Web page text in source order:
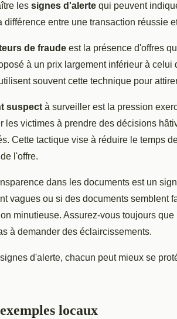
les signes d'alerte qui peuvent
différence entre une transaction réussie
de fraude est la présence d'offres
à un prix largement inférieur à
souvent cette technique pour
suspect à surveiller est la pression
les victimes à prendre des décisions
Cette tactique vise à réduire le temps
l'offre.
dans les documents est un
vagues ou si des documents semblent
minutieuse. Assurez-vous toujours
à demander des éclaircissements.
d'alerte, chacun peut mieux se
locaux